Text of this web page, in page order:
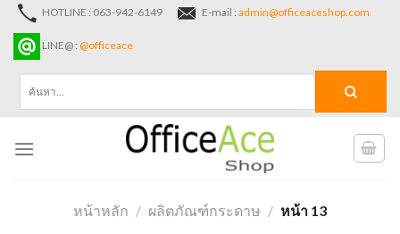
Skip
content
HOTLINE : 063-942-6149 E-mail : admin@officeaceshop.com
LINE@ : @officeace
หน้าหลัก / ผลิตภัณฑ์กระดาษ / หน้า 13